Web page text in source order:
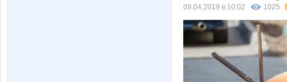
09.04.2019 в 10:02 1025